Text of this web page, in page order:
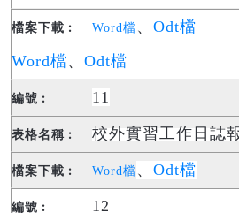
Word檔 、 Odt檔
Word檔、 Odt檔
11
校外實習工作日誌
Word檔 、 Odt檔
12